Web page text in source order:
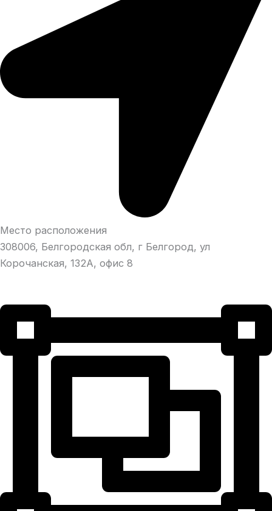
Место расположения
308006, Белгородская обл, г Белгород, ул
Корочанская, 132А, офис 8